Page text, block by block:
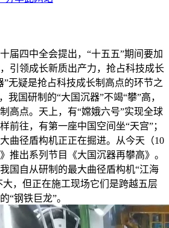
四中全会提出，“十五五”期间要加
引领成长新质出产力，抢占科技成长
”无疑是抢占科技成长制高点的环节之
我国研制的“大国沉器”不竭“攀”高，
高点。天上，有“嫦娥六号”实现全球
前往，有第一座中国空间坐“天宫”；
曲径盾构机正正在掘进。从今天（10
推出系列节目《大国沉器再攀高》。
国自从研制的最大曲径盾构机“江海
大，但正在施工现场它们是跨越五层
“钢铁巨龙”。